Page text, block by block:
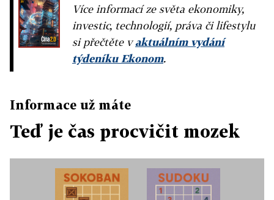
Více informací ze světa ekonomiky,
investic, technologií, práva či lifestylu
si přečtěte vaktuálním vydání
týdeníku Ekonom.
Informace už máte
Teď je čas procvičit mozek